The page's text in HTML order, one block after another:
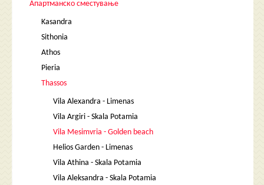
Апартманско сместување
Kasandra
Sithonia
Athos
Pieria
Thassos
Vila Alexandra - Limenas
Vila Argiri - Skala Potamia
Vila Mesimvria - Golden beach
Helios Garden - Limenas
Vila Athina - Skala Potamia
Vila Aleksandra - Skala Potamia